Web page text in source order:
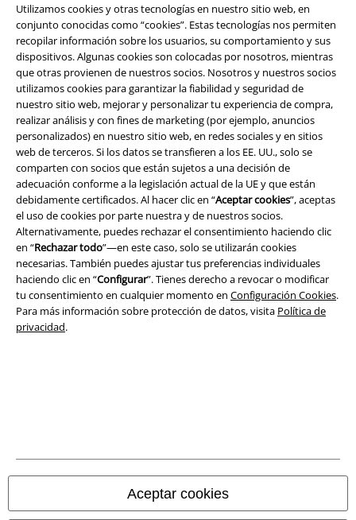
Utilizamos cookies y otras tecnologías en nuestro sitio web, en
conjunto conocidas como “cookies”. Estas tecnologías nos permiten
recopilar información sobre los usuarios, su comportamiento y sus
dispositivos. Algunas cookies son colocadas por nosotros, mientras
que otras provienen de nuestros socios. Nosotros y nuestros socios
utilizamos cookies para garantizar la fiabilidad y seguridad de
nuestro sitio web, mejorar y personalizar tu experiencia de compra,
realizar análisis y con fines de marketing (por ejemplo, anuncios
personalizados) en nuestro sitio web, en redes sociales y en sitios
web de terceros. Si los datos se transfieren a los EE. UU., solo se
comparten con socios que están sujetos a una decisión de
adecuación conforme a la legislación actual de la UE y que están
debidamente certificados. Al hacer clic en “Aceptar cookies”, aceptas
el uso de cookies por parte nuestra y de nuestros socios.
Alternativamente, puedes rechazar el consentimiento haciendo clic
en “Rechazar todo”—en este caso, solo se utilizarán cookies
necesarias. También puedes ajustar tus preferencias individuales
haciendo clic en “Configurar”. Tienes derecho a revocar o modificar
tu consentimiento en cualquier momento en Configuración Cookies.
Para más información sobre protección de datos, visita Política de
privacidad.
Aceptar cookies
Seguridad
Legal
Términos y Condiciones
Aviso Legal
Información sobre accesibilidad
Configuración Cookies